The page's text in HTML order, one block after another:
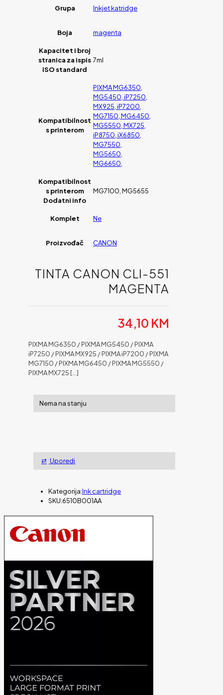
Grupa Inkjet katridge
Boja magenta
Kapacitet i broj
stranica za ispis
ISO standard
7ml
Kompatibilnost
s printerom
PIXMA MG6350,
MG5450, iP7250,
MX925, iP7200,
MG7150, MG6450,
MG5550, MX725,
iP8750, iX6850,
MG7550,
MG5650,
MG6650,
Kompatibilnost
s printerom
Dodatni info
MG7100, MG5655
Komplet Ne
Proizvođač CANON
TINTA CANON CLI-551
MAGENTA
34,10 KM
PIXMA MG6350 / PIXMA MG5450 / PIXMA
iP7250 / PIXMA MX925 / PIXMA iP7200 / PIXMA
MG7150 / PIXMA MG6450 / PIXMA MG5550 /
PIXMA MX725 […]
Nema na stanju
Uporedi
Kategorija:Ink cartridge
SKU:6510B001AA